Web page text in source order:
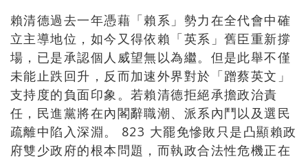
賴清德過去一年憑藉「賴系」勢力在全代會中確
立主導地位，如今又得依賴「英系」舊臣重新撐
場，已是承認個人威望無以為繼。但是此舉不僅
未能止跌回升，反而加速外界對於「蹭蔡英文」
支持度的負面印象。若賴清德拒絕承擔政治責
任，民進黨將在內閣辭職潮、派系內鬥以及選民
疏離中陷入深淵。 823 大罷免慘敗只是凸顯賴政
府雙少政府的根本問題，而執政合法性危機正在